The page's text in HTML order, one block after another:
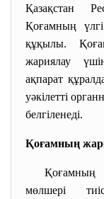
Қазақстан
Қоғамның
құқылы.
жариялау
ақпарат
уәкiлеттi
белгiленеді.
Қоғамның
Қоғамның
мөлшері